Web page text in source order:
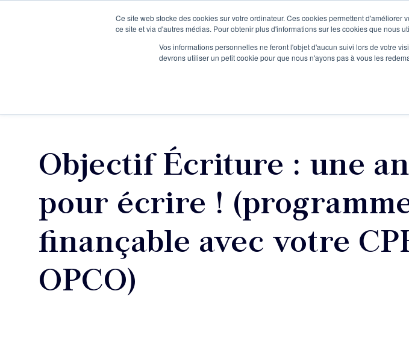
Ce site web stocke des cookies sur votre ordinateur. Ces cookies permettent
ce site et via d'autres médias. Pour obtenir plus d'informations sur les cookies que nous
Vos informations personnelles ne feront l'objet d'aucun suivi lors de votre
devrons utiliser un petit cookie pour que nous n'ayons pas à vous les
Je participe à une session d’information Le podcast L'infolettre
Objectif Écriture : une
pour écrire !
finançable avec votre
OPCO)